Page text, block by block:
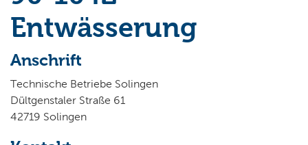
Entwässerung
Anschrift
Technische Betriebe Solingen
Dültgenstaler Straße 61
42719 Solingen